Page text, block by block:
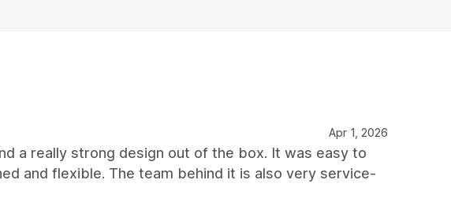
Apr 1, 2026
a really strong design out of the box. It was easy to
and flexible. The team behind it is also very service-